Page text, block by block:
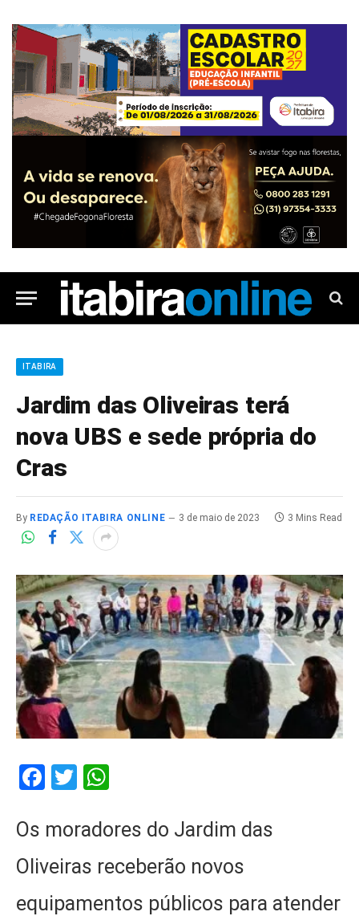
ITABIRA
Jardim das Oliveiras terá
nova UBS e sede própria do
Cras
By REDAÇÃO ITABIRA ONLINE 3 de maio de 2023 3 Mins Read
Facebook
Twitter
Os moradores do Jardim das
Oliveiras receberão novos
equipamentos públicos para atender